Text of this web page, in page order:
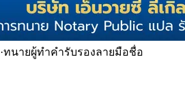
·ทนายผู้ทำคำรับรองลายมือชื่อ